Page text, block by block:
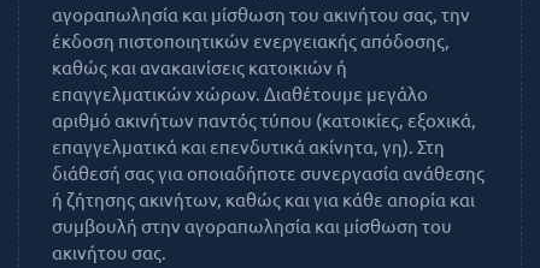
αγοραπωλησία και μίσθωση του ακινήτου σας, την
έκδοση πιστοποιητικών ενεργειακής απόδοσης,
καθώς και ανακαινίσεις κατοικιών ή
επαγγελματικών χώρων. Διαθέτουμε μεγάλο
αριθμό ακινήτων παντός τύπου (κατοικίες, εξοχικά,
επαγγελματικά και επενδυτικά ακίνητα, γη). Στη
διάθεσή σας για οποιαδήποτε συνεργασία ανάθεσης
ή ζήτησης ακινήτων, καθώς και για κάθε απορία και
συμβουλή στην αγοραπωλησία και μίσθωση του
ακινήτου σας.